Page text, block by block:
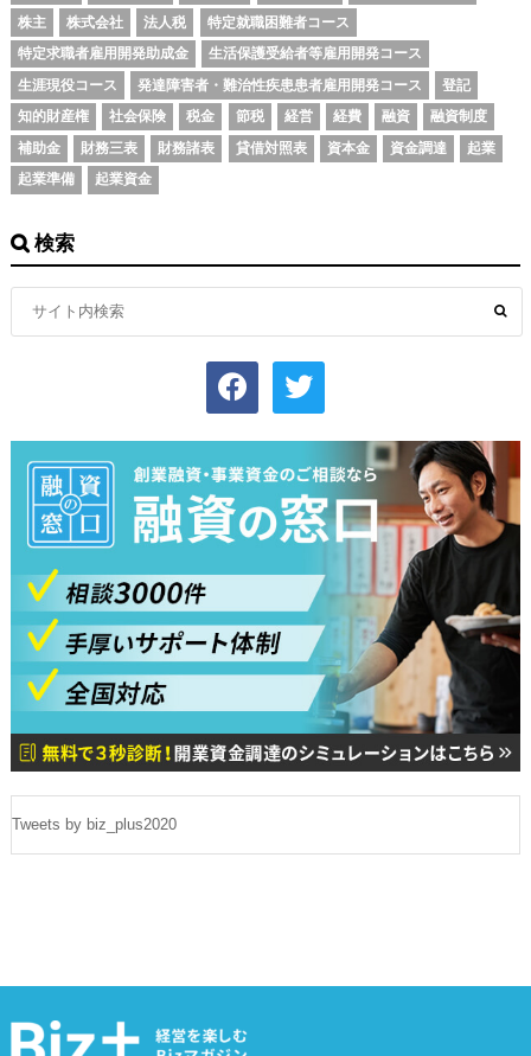
株主
株式会社 法人税
特定就職困難者コース
特定求職者雇用開発助成金
生活保護受給者等雇用開発コース
生涯現役コース
発達障害者・難治性疾患患者雇用開発コース
登記
知的財産権
社会保険 税金 節税 経営 経費 融資
融資制度
補助金
財務三表 財務諸表 貸借対照表 資本金 資金調達
起業
起業準備
起業資金
検索
facebook twitter
Tweets by biz_plus2020